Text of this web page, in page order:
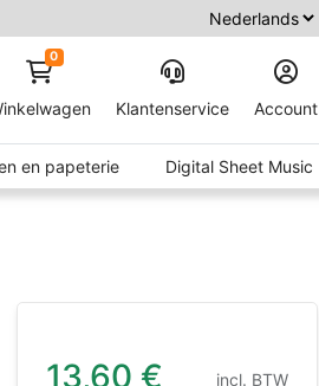
0
Klantenservice Account
en papeterie Digital Sheet Music
13,60 € incl. BTW